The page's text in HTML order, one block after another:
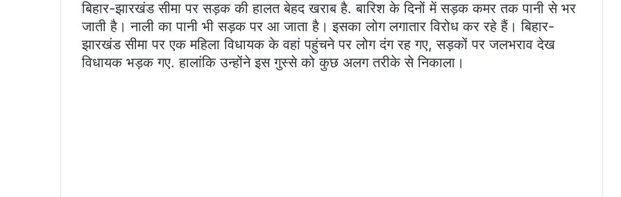
बिहार-झारखंड सीमा पर सड़क की हालत बेहद खराब है. बारिश के दिनों में सड़क कमर तक पानी से भर
जाती है। नाली का पानी भी सड़क पर आ जाता है। इसका लोग लगातार विरोध कर रहे हैं। बिहार-
झारखंड सीमा पर एक महिला विधायक के वहां पहुंचने पर लोग दंग रह गए, सड़कों पर जलभराव देख
विधायक भड़क गए. हालांकि उन्होंने इस गुस्से को कुछ अलग तरीके से निकाला।